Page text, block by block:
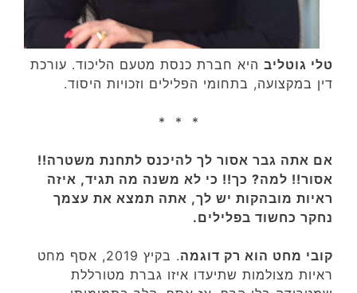
טלי גוטליב היא חברת כנסת מטעם הליכוד. עורכת
דין במקצועה, בתחומי הפלילים וזכויות היסוד.
* * *
אם אתה גבר אסור לך להיכנס לתחנת משטרה!!
אסור!! למה? כך!! כי לא משנה מה תגיד, איזה
ראיות מובהקות יש לך, אתה תמצא את עצמך
נחקר כחשוד בפלילים.
קובי מחט הוא רק דוגמה
. בקיץ 2019, אסף מחט
ראיות מצולמות שתיעדו איזו גברת מטורללת